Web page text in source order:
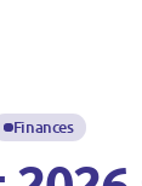
Finances